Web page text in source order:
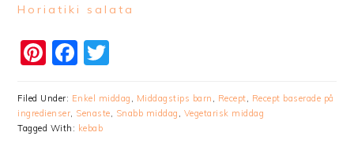
Horiatiki salata
Pinterest
Facebook
Filed Under: Enkel middag , Middagstips barn , Recept, Recept baserade på
ingredienser, Senaste, Snabb middag , Vegetarisk middag
Tagged With: kebab